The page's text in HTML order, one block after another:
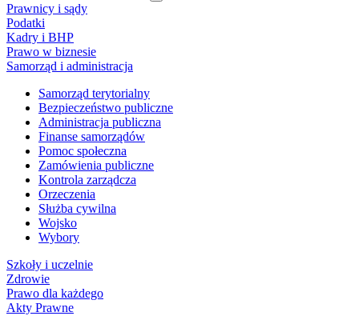
Prawnicy i sądy
Podatki
Kadry i BHP
Prawo w biznesie
Samorząd i administracja
Samorząd terytorialny
Bezpieczeństwo publiczne
Administracja publiczna
Finanse samorządów
Pomoc społeczna
Zamówienia publiczne
Kontrola zarządcza
Orzeczenia
Służba cywilna
Wojsko
Wybory
Szkoły i uczelnie
Zdrowie
Prawo dla każdego
Akty Prawne